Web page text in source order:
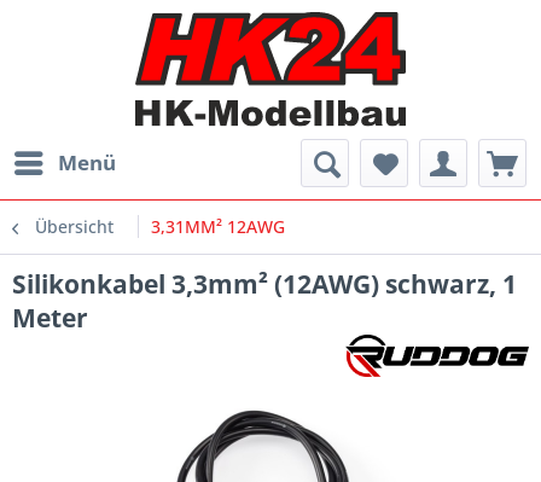
Menü
Übersicht 3,31MM² 12AWG
Silikonkabel 3,3mm² (12AWG) schwarz, 1
Meter